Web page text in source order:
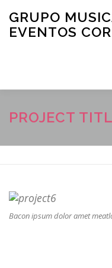
GRUPO
EVENTOS
INICIO QUIENES
MÚSICA PARA
PROJECT
Bacon ipsum dolor amet